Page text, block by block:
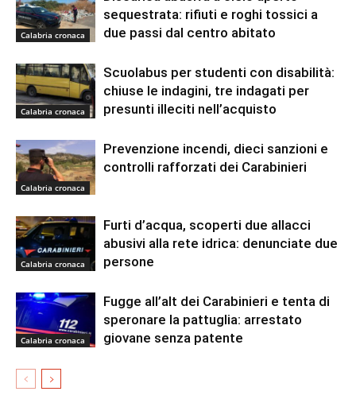
Calabria cronaca
sequestrata: rifiuti e roghi tossici a
due passi dal centro abitato
Calabria cronaca
Scuolabus per studenti con disabilità:
chiuse le indagini, tre indagati per
presunti illeciti nell’acquisto
Calabria cronaca
Prevenzione incendi, dieci sanzioni e
controlli rafforzati dei Carabinieri
Calabria cronaca
Furti d’acqua, scoperti due allacci
abusivi alla rete idrica: denunciate due
persone
Calabria cronaca
Fugge all’alt dei Carabinieri e tenta di
speronare la pattuglia: arrestato
giovane senza patente